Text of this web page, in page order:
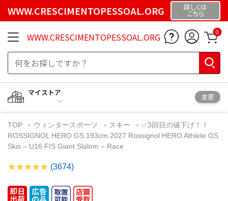
WWW.CRESCIMENTOPESSOAL.ORG 詳しくは
こちら
WWW.CRESCIMENTOPESSOAL.ORG 0
マイストア
変更
TOP ウィンタースポーツ スキー
✅3回目の値下げ！！
ROSSIGNOL HERO GS 193cm 2027 Rossignol HERO Athlete GS
Skis – U16 FIS Giant Slalom – Race
(3674)